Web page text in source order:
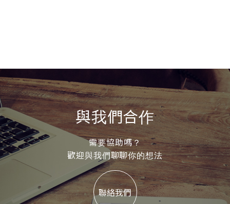
與我們合作
需要協助嗎？
歡迎與我們聊聊你的想法